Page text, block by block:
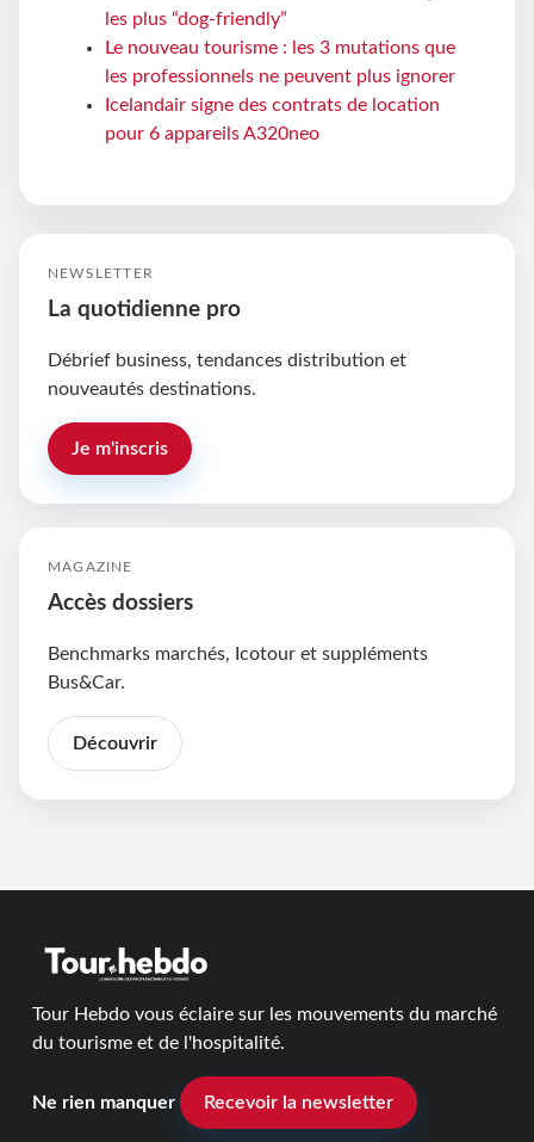
les plus “dog-friendly”
Le nouveau tourisme : les 3 mutations que
les professionnels ne peuvent plus ignorer
Icelandair signe des contrats de location
pour 6 appareils A320neo
NEWSLETTER
La quotidienne pro
Débrief business, tendances distribution et
nouveautés destinations.
Je m'inscris
MAGAZINE
Accès dossiers
Benchmarks marchés, Icotour et suppléments
Bus&Car.
Découvrir
Tour Hebdo vous éclaire sur les mouvements du marché
du tourisme et de l'hospitalité.
Ne rien manquer Recevoir la newsletter